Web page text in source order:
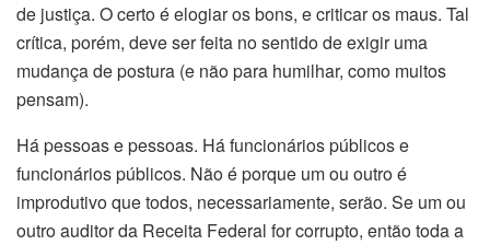
de justiça. O certo é elogiar os bons, e criticar os maus. Tal
crítica, porém, deve ser feita no sentido de exigir uma
mudança de postura (e não para humilhar, como muitos
pensam).
Há pessoas e pessoas. Há funcionários públicos e
funcionários públicos. Não é porque um ou outro é
improdutivo que todos, necessariamente, serão. Se um ou
outro auditor da Receita Federal for corrupto, então toda a